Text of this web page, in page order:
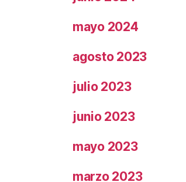
mayo 2024
agosto 2023
julio 2023
junio 2023
mayo 2023
marzo 2023